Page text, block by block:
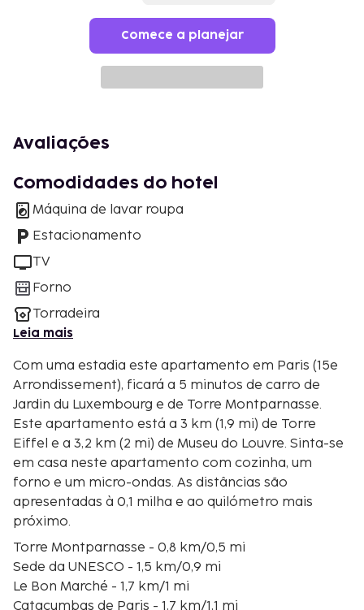
Comece a planejar
Avaliações
Comodidades do hotel
Máquina de lavar roupa
Estacionamento
TV
Forno
Torradeira
Leia mais
Com uma estadia este apartamento em Paris (15e
Arrondissement), ficará a 5 minutos de carro de
Jardin du Luxembourg e de Torre Montparnasse.
Este apartamento está a 3 km (1,9 mi) de Torre
Eiffel e a 3,2 km (2 mi) de Museu do Louvre. Sinta-se
em casa neste apartamento com cozinha, um
forno e um micro-ondas. As distâncias são
apresentadas à 0,1 milha e ao quilómetro mais
próximo.
Torre Montparnasse - 0,8 km/0,5 mi
Sede da UNESCO - 1,5 km/0,9 mi
Le Bon Marché - 1,7 km/1 mi
Catacumbas de Paris - 1,7 km/1,1 mi